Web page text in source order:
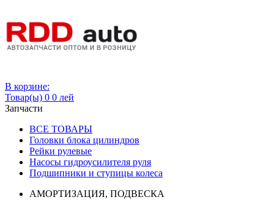
В корзине:
Товар(ы) 0 0 лей
Запчасти
ВСЕ ТОВАРЫ
Головки блока цилиндров
Рейки рулевые
Насосы гидроусилителя руля
Подшипники и ступицы колеса
АМОРТИЗАЦИЯ, ПОДВЕСКА